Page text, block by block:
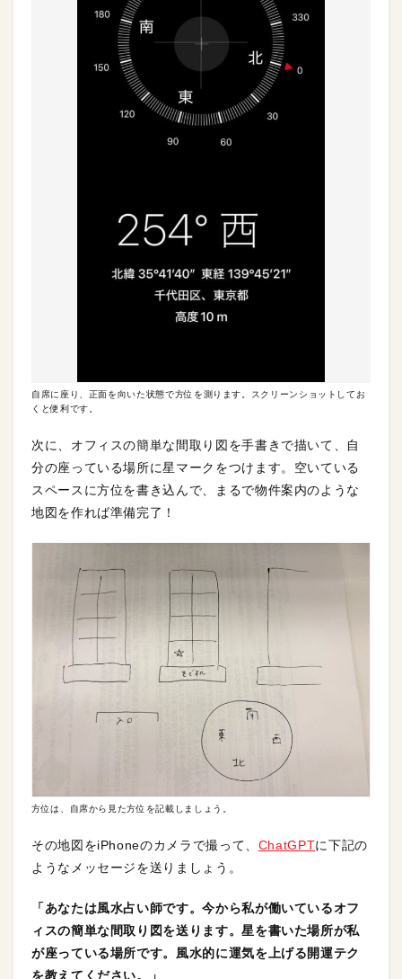
自席に座り、正面を向いた状態で方位を測ります。スクリーンショットしてお
くと便利です。
次に、オフィスの簡単な間取り図を手書きで描いて、自
分の座っている場所に星マークをつけます。空いている
スペースに方位を書き込んで、まるで物件案内のような
地図を作れば準備完了！
方位は、自席から見た方位を記載しましょう。
その地図をiPhoneのカメラで撮って、 ChatGPTに下記の
ようなメッセージを送りましょう。
「あなたは風水占い師です。今から私が働いているオフ
ィスの簡単な間取り図を送ります。星を書いた場所が私
が座っている場所です。風水的に運気を上げる開運テク
を教えてください。」